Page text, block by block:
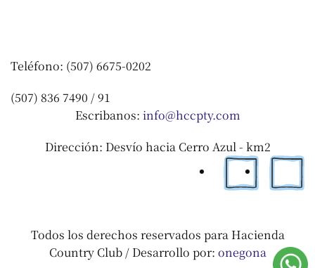
Teléfono: (507) 6675-0202
(507) 836 7490 / 91
Escribanos: info@hccpty.com
Dirección: Desvío hacia Cerro Azul - km2
Todos los derechos reservados para Hacienda
Country Club / Desarrollo por: onegona